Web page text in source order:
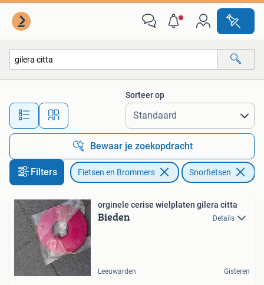
Alle afstanden…
Sorteer op
Bewaar je zoekopdracht
Filters Fietsen en Brommers Snorfietsen
orginele cerise wielplaten gilera citta
Bieden Details
Leeuwarden Gisteren